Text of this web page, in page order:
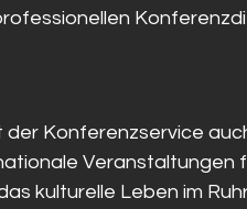
Konferenzservice
Veranstaltungen
kulturelle Leben im